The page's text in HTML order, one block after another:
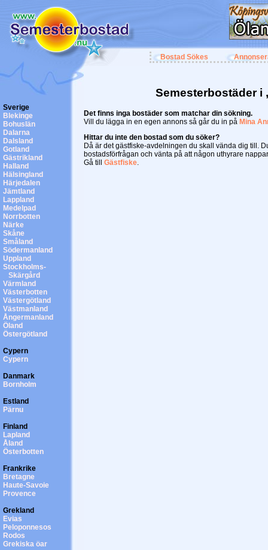
Bostad Sökes
Sverige
Blekinge
Bohuslän
Dalarna
Dalsland
Gotland
Gästrikland
Halland
Hälsingland
Härjedalen
Jämtland
Lappland
Medelpad
Norrbotten
Närke
Skåne
Småland
Södermanland
Uppland
Stockholms-
Skärgård
Värmland
Västerbotten
Västergötland
Västmanland
Ångermanland
Öland
Östergötland
Cypern
Cypern
Danmark
Bornholm
Estland
Pärnu
Finland
Lapland
Åland
Österbotten
Frankrike
Bretagne
Haute-Savoie
Provence
Grekland
Evias
Peloponnesos
Rodos
Grekiska öar
Semesterbostäder i
Det finns inga bostäder som matchar din sökning.
Vill du lägga in en egen annons så går du in på Mina
Hittar du inte den bostad som du söker?
Då är det gästfiske-avdelningen du skall vända dig till.
bostadsförfrågan och vänta på att någon uthyrare
Gå till Gästfiske.